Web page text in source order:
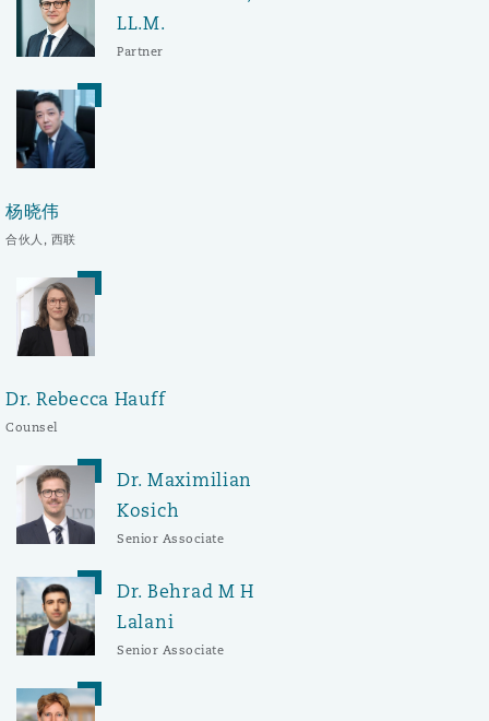
LL.M.
Partner
杨晓伟
合伙人, 西联
Dr. Rebecca Hauff
Counsel
Dr. Maximilian
Kosich
Senior Associate
Dr. Behrad M H
Lalani
Senior Associate